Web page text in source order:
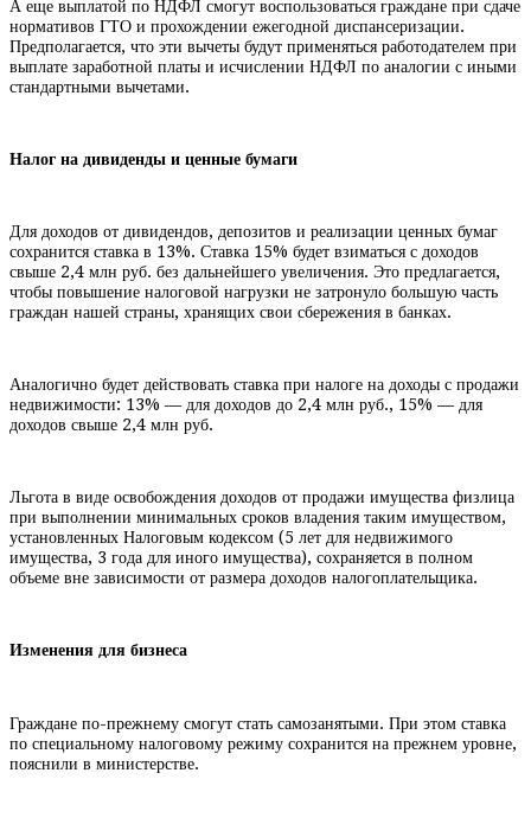
А еще выплатой по НДФЛ смогут воспользоваться граждане при сдаче
нормативов ГТО и прохождении ежегодной диспансеризации.
Предполагается, что эти вычеты будут применяться работодателем при
выплате заработной платы и исчислении НДФЛ по аналогии с иными
стандартными вычетами.
Налог на дивиденды и ценные бумаги
Для доходов от дивидендов, депозитов и реализации ценных бумаг
сохранится ставка в 13%. Ставка 15% будет взиматься с доходов
свыше 2,4 млн руб. без дальнейшего увеличения. Это предлагается,
чтобы повышение налоговой нагрузки не затронуло большую часть
граждан нашей страны, хранящих свои сбережения в банках.
Аналогично будет действовать ставка при налоге на доходы с продажи
недвижимости: 13% — для доходов до 2,4 млн руб., 15% — для
доходов свыше 2,4 млн руб.
Льгота в виде освобождения доходов от продажи имущества физлица
при выполнении минимальных сроков владения таким имуществом,
установленных Налоговым кодексом (5 лет для недвижимого
имущества, 3 года для иного имущества), сохраняется в полном
объеме вне зависимости от размера доходов налогоплательщика.
Изменения для бизнеса
Граждане по-прежнему смогут стать самозанятыми. При этом ставка
по специальному налоговому режиму сохранится на прежнем уровне,
пояснили в министерстве.